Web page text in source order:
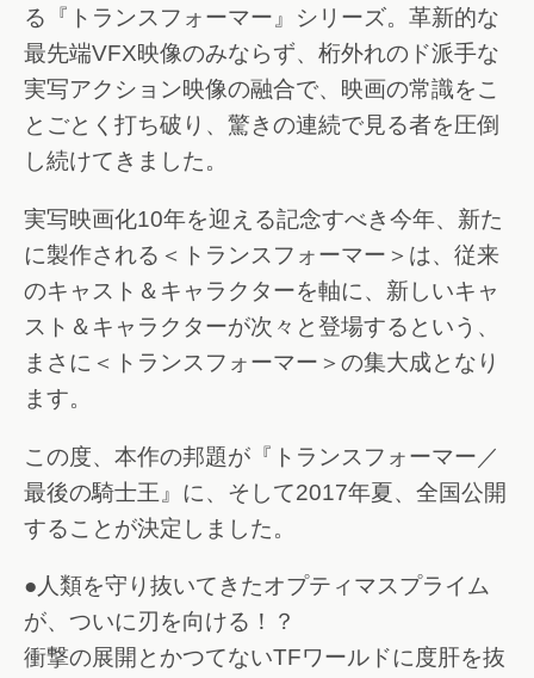
る『トランスフォーマー』シリーズ。革新的な
最先端VFX映像のみならず、桁外れのド派手な
実写アクション映像の融合で、映画の常識をこ
とごとく打ち破り、驚きの連続で見る者を圧倒
し続けてきました。
実写映画化10年を迎える記念すべき今年、新た
に製作される＜トランスフォーマー＞は、従来
のキャスト＆キャラクターを軸に、新しいキャ
スト＆キャラクターが次々と登場するという、
まさに＜トランスフォーマー＞の集大成となり
ます。
この度、本作の邦題が『トランスフォーマー／
最後の騎士王』に、そして2017年夏、全国公開
することが決定しました。
●人類を守り抜いてきたオプティマスプライム
が、ついに刃を向ける！？
衝撃の展開とかつてないTFワールドに度肝を抜